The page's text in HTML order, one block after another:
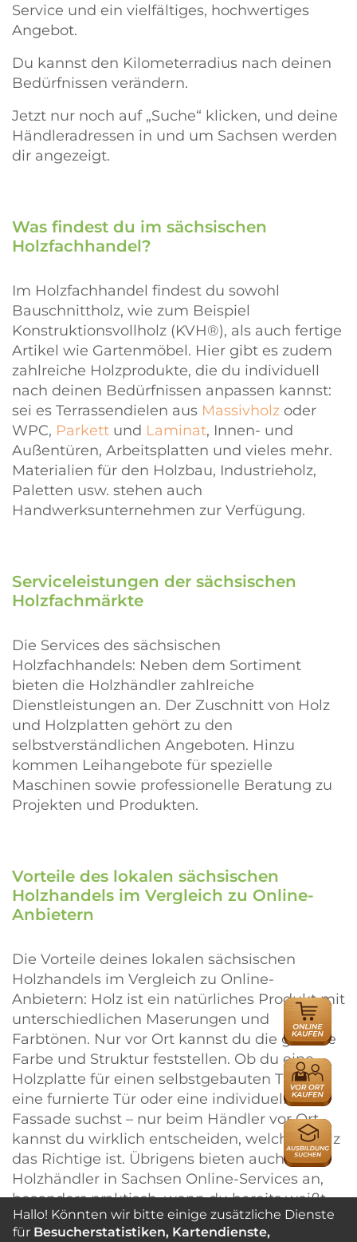
Service und ein vielfältiges, hochwertiges
Angebot.
Du kannst den Kilometerradius nach deinen
Bedürfnissen verändern.
Jetzt nur noch auf „Suche“ klicken, und deine
Händleradressen in und um Sachsen werden
dir angezeigt.
Was findest du im sächsischen
Holzfachhandel?
Im Holzfachhandel findest du sowohl
Bauschnittholz, wie zum Beispiel
Konstruktionsvollholz (KVH®), als auch fertige
Artikel wie Gartenmöbel. Hier gibt es zudem
zahlreiche Holzprodukte, die du individuell
nach deinen Bedürfnissen anpassen kannst:
sei es Terrassendielen aus Massivholz oder
WPC, Parkett und Laminat, Innen- und
Außentüren, Arbeitsplatten und vieles mehr.
Materialien für den Holzbau, Industrieholz,
Paletten usw. stehen auch
Handwerksunternehmen zur Verfügung.
Serviceleistungen der sächsischen
Holzfachmärkte
Die Services des sächsischen
Holzfachhandels: Neben dem Sortiment
bieten die Holzhändler zahlreiche
Dienstleistungen an. Der Zuschnitt von Holz
und Holzplatten gehört zu den
selbstverständlichen Angeboten. Hinzu
kommen Leihangebote für spezielle
Maschinen sowie professionelle Beratung zu
Projekten und Produkten.
Vorteile des lokalen sächsischen
Holzhandels im Vergleich zu Online-
Anbietern
Die Vorteile deines lokalen sächsischen
Holzhandels im Vergleich zu Online-
Anbietern: Holz ist ein natürliches Produkt mit
unterschiedlichen Maserungen und
Farbtönen. Nur vor Ort kannst du die genaue
Farbe und Struktur feststellen. Ob du eine
Holzplatte für einen selbstgebauten Tisch,
eine furnierte Tür oder eine individuelle
Fassade suchst – nur beim Händler vor Ort
kannst du wirklich entscheiden, welches Holz
das Richtige ist. Übrigens bieten auch die
Holzhändler in Sachsen Online-Services an,
besonders praktisch, wenn du bereits weißt,
was du brauchst. Mit der regionalen Suche
ONLINE
Hallo! Könnten wir bitte einige zusätzliche Dienste
für Besucherstatistiken, Kartendienste,